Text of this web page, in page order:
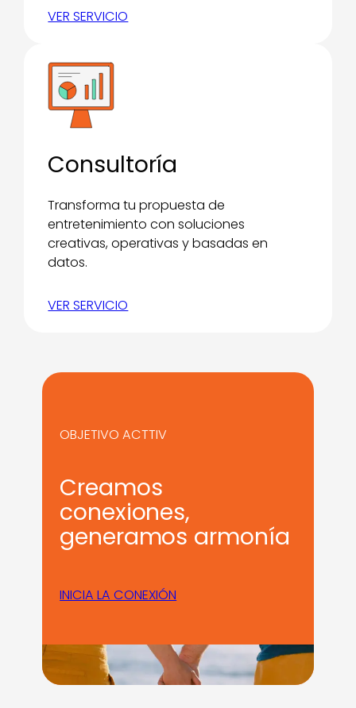
VER SERVICIO
Consultoría
Transforma tu propuesta de
entretenimiento con soluciones
creativas, operativas y basadas en
datos.
VER SERVICIO
OBJETIVO ACTTIV
Creamos
conexiones,
generamos armonía
INICIA LA CONEXIÓN